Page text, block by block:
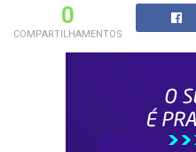
0
COMPARTILHAMENTOS